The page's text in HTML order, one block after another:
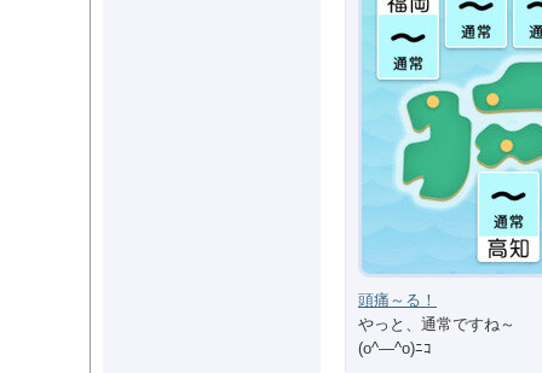
頭痛～る！
やっと、通常ですね～
(o^―^o)ﾆｺ